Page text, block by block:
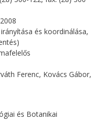
és koordinálása,
Ferenc, Kovács Gábor,
és Botanikai